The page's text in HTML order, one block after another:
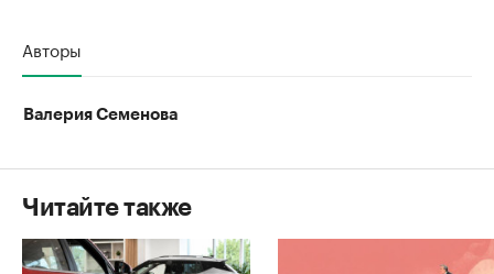
Авторы
Валерия Семенова
Читайте также